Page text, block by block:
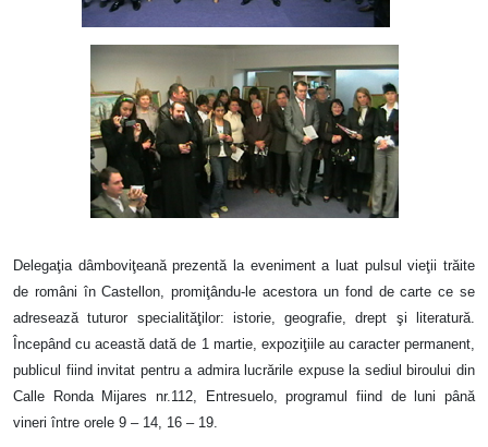
Delegaţia dâmboviţeană prezentă la eveniment a luat pulsul vieţii trăite
de români în Castellon, promiţându-le acestora un fond de carte ce se
adresează tuturor specialităţilor: istorie, geografie, drept şi literatură.
Începând cu această dată de 1 martie, expoziţiile au caracter permanent,
publicul fiind invitat pentru a admira lucrările expuse la sediul biroului din
Calle Ronda Mijares nr.112, Entresuelo, programul fiind de luni până
vineri între orele 9 – 14, 16 – 19.